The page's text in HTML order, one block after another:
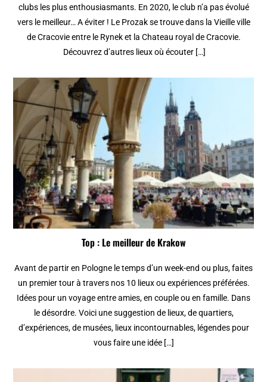
clubs les plus enthousiasmants. En 2020, le club n’a pas évolué
vers le meilleur… A éviter ! Le Prozak se trouve dans la Vieille ville
de Cracovie entre le Rynek et la Chateau royal de Cracovie.
Découvrez d’autres lieux où écouter […]
Top : Le meilleur de Krakow
Avant de partir en Pologne le temps d’un week-end ou plus, faites
un premier tour à travers nos 10 lieux ou expériences préférées.
Idées pour un voyage entre amies, en couple ou en famille. Dans
le désordre. Voici une suggestion de lieux, de quartiers,
d’expériences, de musées, lieux incontournables, légendes pour
vous faire une idée […]